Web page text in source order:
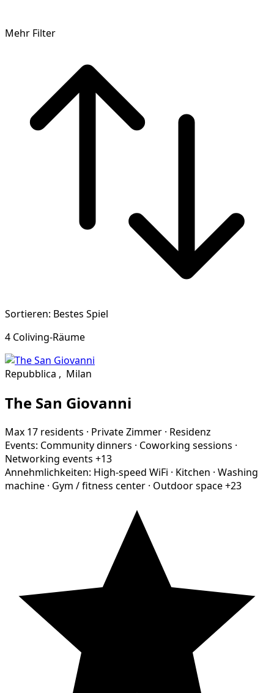
Mehr Filter
Sortieren: Bestes Spiel
4 Coliving-Räume
Repubblica , Milan
The San Giovanni
Max 17 residents · Private Zimmer · Residenz
Events: Community dinners · Coworking sessions ·
Networking events +13
Annehmlichkeiten: High-speed WiFi · Kitchen · Washing
machine · Gym / fitness center · Outdoor space+23